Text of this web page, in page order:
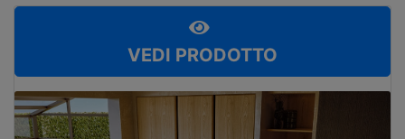
VEDI PRODOTTO